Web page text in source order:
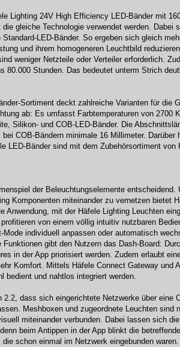
Lighting 24V High Efficiency LED-Bänder mit
gleiche Technologie verwendet werden. Dabei
LED-Bänder. So ergeben sich gleich
und ihrem homogeneren Leuchtbild
weniger Netzteile oder Verteiler erforderlich.
80.000 Stunden. Das bedeutet unterm Strich
Sortiment deckt zahlreiche Varianten für die
ab: Es umfasst Farbtemperaturen von 2700
Silikon- und COB-LED-Bänder. Die
COB-Bändern minimale 16 Millimeter. Darüber
LED-Bänder sind mit dem Zubehörsortiment von
der Beleuchtungselemente entscheidend.
Komponenten miteinander zu vernetzen bietet
Anwendung, mit der Häfele Lighting Leuchten
von einem völlig intuitiv nutzbaren
individuell anpassen oder automatisch
gibt den Nutzern das Dash-Board:
in der App priorisiert werden. Zudem erlaubt
Komfort. Mittels Häfele Connect Gateway und
bedient und nahtlos integriert werden.
dass sich eingerichtete Netzwerke über eine
Meshboxen und zugeordnete Leuchten sind
miteinander verbunden. Dabei lassen sich die
beim Antippen in der App blinkt die
schon einmal im Netzwerk eingebunden